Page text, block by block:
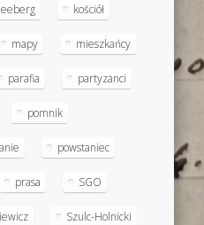
kościół
mapy mieszkańcy
parafia partyzanci
pomnik
powstaniec
prasa SGO
Szulc-Holnicki